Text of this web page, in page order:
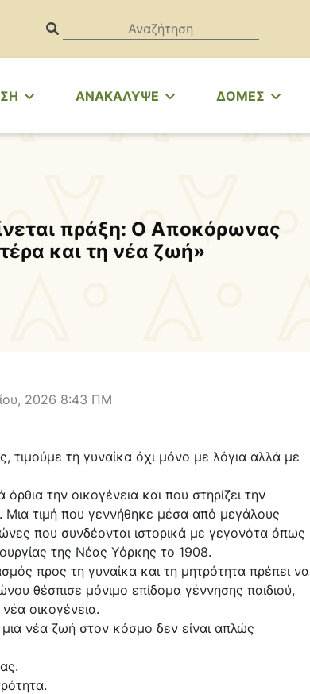
ΑΝΑΚΑΛΥΨΕ ΔΟΜΕΣ
πράξη: Ο Αποκόρωνας
και τη νέα ζωή»
2026 8:43 ΠΜ
τιμούμε τη γυναίκα όχι μόνο με λόγια αλλά με
την οικογένεια και που στηρίζει την
Μια τιμή που γεννήθηκε μέσα από μεγάλους
που συνδέονται ιστορικά με γεγονότα όπως
της Νέας Υόρκης το 1908.
προς τη γυναίκα και τη μητρότητα πρέπει να
θέσπισε μόνιμο επίδομα γέννησης παιδιού,
οικογένεια.
μια νέα ζωή στον κόσμο δεν είναι απλώς